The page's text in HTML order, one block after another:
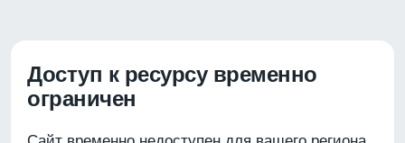
Доступ к ресурсу временно
ограничен